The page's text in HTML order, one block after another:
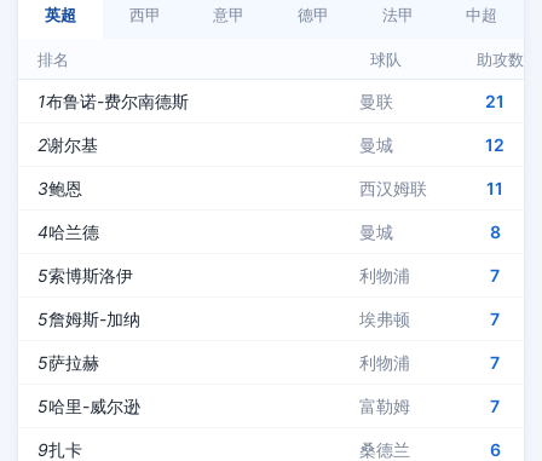
英超 西甲 意甲 德甲 法甲 中超
排名 球队 助攻数
1布鲁诺-费尔南德斯 曼联 21
2谢尔基 曼城 12
3鲍恩 西汉姆联 11
4哈兰德 曼城 8
5索博斯洛伊 利物浦 7
5詹姆斯-加纳 埃弗顿 7
5萨拉赫 利物浦 7
5哈里-威尔逊 富勒姆 7
9扎卡 桑德兰 6